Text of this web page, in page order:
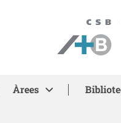
ASPB -
Àrees